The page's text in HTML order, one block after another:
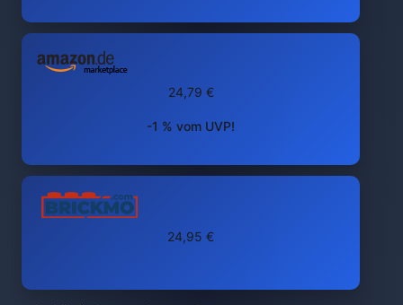
24,79 €
-1 % vom UVP!
24,95 €